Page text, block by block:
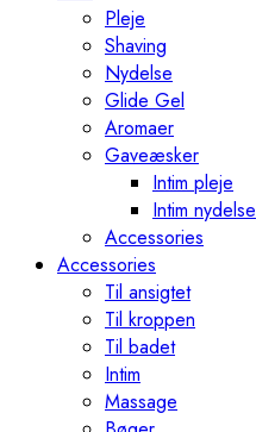
Pleje
Shaving
Nydelse
Glide Gel
Aromaer
Gaveæsker
Intim pleje
Intim nydelse
Accessories
Accessories
Til ansigtet
Til kroppen
Til badet
Intim
Massage